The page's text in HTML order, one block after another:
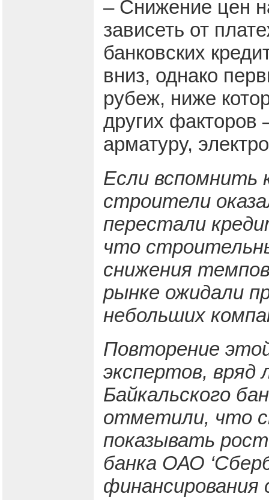
– Снижение цен
зависеть от
банковских
вниз, однако
рубеж, ниже
других факторов
арматуру,
Если вспомнить
строители
перестали
что
снижения
рынке ожидали
небольших
Повторение
экспертов, вряд
Байкальского
отметили, что
показывать
банка ОАО
финансирования